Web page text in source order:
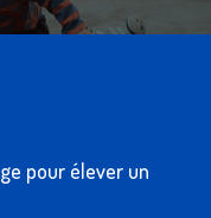
pour élever un